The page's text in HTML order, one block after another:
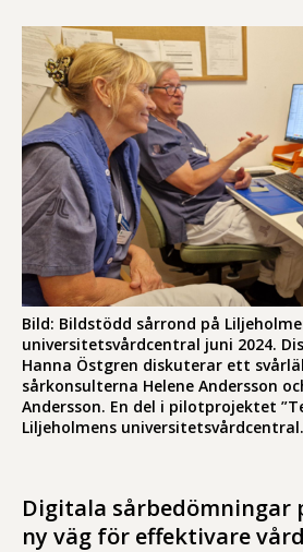
Bild: Bildstödd sårrond på
universitetsvårdcentral juni 2024.
Hanna Östgren diskuterar ett
sårkonsulterna Helene Andersson
Andersson. En del i pilotprojektet
Liljeholmens universitetsvårdcentral.
Digitala sårbedömningar
ny väg för effektivare vård